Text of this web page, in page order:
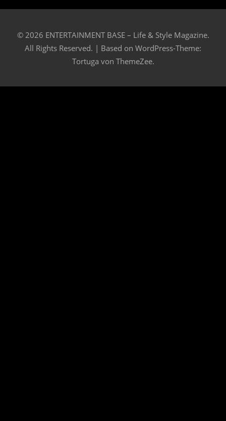
© 2026 ENTERTAINMENT BASE – Life & Style Magazine.
All Rights Reserved. | Based on WordPress-Theme:
Tortuga von ThemeZee.